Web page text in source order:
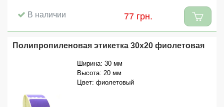
В наличии 77 грн.
Полипропиленовая этикетка 30x20 фиолетовая
Ширина: 30 мм
Высота: 20 мм
Цвет: фиолетовый